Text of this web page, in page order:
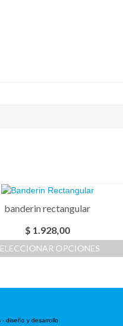
banderin rectangular
$ 1.928,00
OPCIONES
tiene
Las
diseño y desarrollo